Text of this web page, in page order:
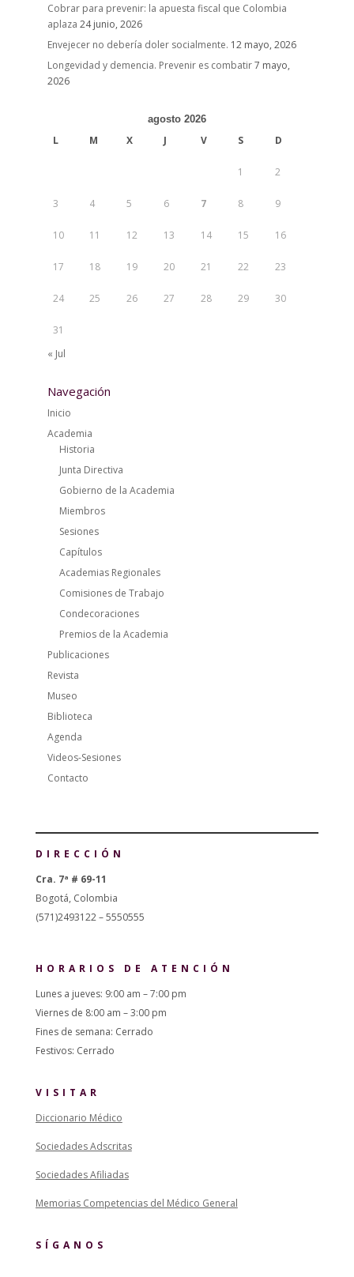
Cobrar para prevenir: la apuesta fiscal que Colombia
aplaza 24 junio, 2026
Envejecer no debería doler socialmente. 12 mayo, 2026
Longevidad y demencia. Prevenir es combatir7 mayo,
2026
agosto 2026
L M X J V S D
1 2
3 4 5 6 7 8 9
10 11 12 13 14 15 16
17 18 19 20 21 22 23
24 25 26 27 28 29 30
31
« Jul
Navegación
Inicio
Academia
Historia
Junta Directiva
Gobierno de la Academia
Miembros
Sesiones
Capítulos
Academias Regionales
Comisiones de Trabajo
Condecoraciones
Premios de la Academia
Publicaciones
Revista
Museo
Biblioteca
Agenda
Videos-Sesiones
Contacto
DIRECCIÓN
Cra. 7ª # 69-11
Bogotá, Colombia
(571)2493122 – 5550555
HORARIOS DE ATENCIÓN
Lunes a jueves: 9:00 am – 7:00 pm
Viernes de 8:00 am – 3:00 pm
Fines de semana: Cerrado
Festivos: Cerrado
VISITAR
Diccionario Médico
Sociedades Adscritas
Sociedades Afiliadas
Memorias Competencias del Médico General
SÍGANOS